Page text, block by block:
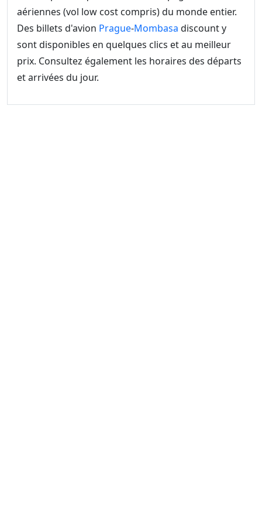
aériennes (vol low cost compris) du monde entier.
Des billets d'avion Prague-Mombasa discount y
sont disponibles en quelques clics et au meilleur
prix. Consultez également les horaires des départs
et arrivées du jour.